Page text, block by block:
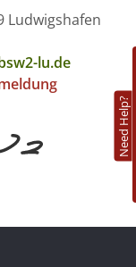
Ludwigshafen
lu.de
Need Help?